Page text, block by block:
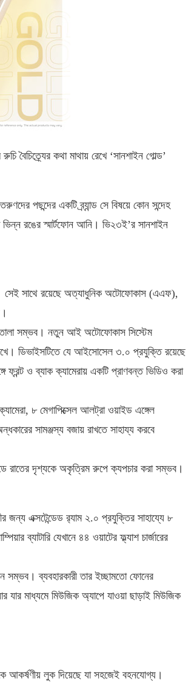
বৈচিত্র্যের কথা মাথায় রেখে ‘সানশাইন গোল্ড’
পছন্দের একটি ব্র্যান্ড সে বিষয়ে কোন সন্দেহ
রঙের স্মার্টফোন আনি। ভি২৩ই’র সানশাইন
সেই সাথে রয়েছে অত্যাধুনিক অটোফোকাস (এএফ),
তোলা সম্ভব। নতুন আই অটোফোকাস সিস্টেম
ডিভাইসটিতে যে আইসোসেল ৩.০ প্রযুক্তি রয়েছে
ও ব্যাক ক্যামেরায় একটি প্রাণবন্ত ভিডিও করা
৮ মেগাপিক্সেল আলট্রা ওয়াইড এঙ্গেল
সামঞ্জস্য বজায় রাখতে সাহায্য করবে
রাতের দৃশ্যকে অকৃত্রিম রুপে ক্যপচার করা সম্ভব।
জন্য এক্সটেন্ডেড র‌্যাম ২.০ প্রযুক্তির সাহায্যে ৮
ব্যাটারি যেখানে ৪৪ ওয়াটের ফ্ল্যাশ চার্জারের
সম্ভব। ব্যবহারকারী তার ইচ্ছামতো ফোনের
যার মাধ্যমে মিউজিক অ্যাপে যাওয়া ছাড়াই মিউজিক
আকর্ষণীয় লুক দিয়েছে যা সহজেই বহনযোগ্য।